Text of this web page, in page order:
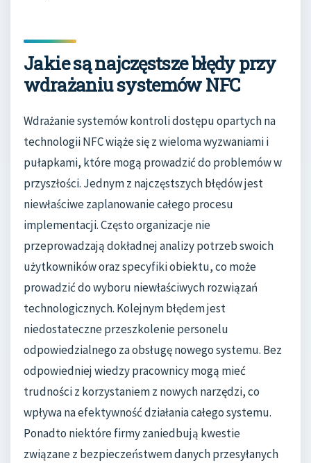
Jakie są najczęstsze błędy przy
wdrażaniu systemów NFC
Wdrażanie systemów kontroli dostępu opartych na
technologii NFC wiąże się z wieloma wyzwaniami i
pułapkami, które mogą prowadzić do problemów w
przyszłości. Jednym z najczęstszych błędów jest
niewłaściwe zaplanowanie całego procesu
implementacji. Często organizacje nie
przeprowadzają dokładnej analizy potrzeb swoich
użytkowników oraz specyfiki obiektu, co może
prowadzić do wyboru niewłaściwych rozwiązań
technologicznych. Kolejnym błędem jest
niedostateczne przeszkolenie personelu
odpowiedzialnego za obsługę nowego systemu. Bez
odpowiedniej wiedzy pracownicy mogą mieć
trudności z korzystaniem z nowych narzędzi, co
wpływa na efektywność działania całego systemu.
Ponadto niektóre firmy zaniedbują kwestie
związane z bezpieczeństwem danych przesyłanych